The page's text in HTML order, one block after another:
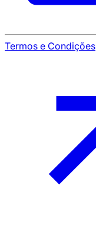
Termos e Condições